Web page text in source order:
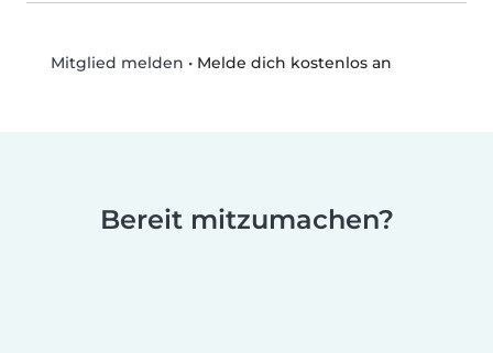
Mitglied melden • Melde dich kostenlos an
Bereit mitzumachen?